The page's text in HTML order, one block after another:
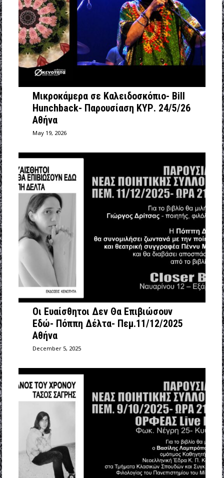
Μικροκάμερα σε Καλειδοσκόπιο- Bill
Hunchback- Παρουσίαση ΚΥΡ. 24/5/26
Αθήνα
May 19, 2026
Οι Ευαίσθητοι Δεν Θα Επιβιώσουν
Εδώ- Πόππη Δέλτα- Πεμ.11/12/2025
Αθήνα
December 5, 2025